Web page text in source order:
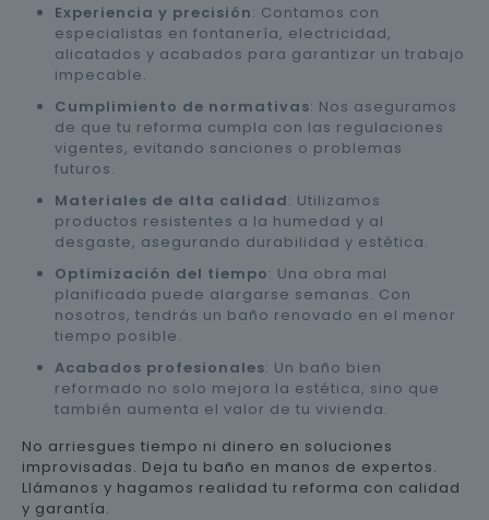
Experiencia y precisión: Contamos con
especialistas en fontanería, electricidad,
alicatados y acabados para garantizar un trabajo
impecable.
Cumplimiento de normativas: Nos aseguramos
de que tu reforma cumpla con las regulaciones
vigentes, evitando sanciones o problemas
futuros.
Materiales de alta calidad: Utilizamos
productos resistentes a la humedad y al
desgaste, asegurando durabilidad y estética.
Optimización del tiempo: Una obra mal
planificada puede alargarse semanas. Con
nosotros, tendrás un baño renovado en el menor
tiempo posible.
Acabados profesionales: Un baño bien
reformado no solo mejora la estética, sino que
también aumenta el valor de tu vivienda.
No arriesgues tiempo ni dinero en soluciones
improvisadas. Deja tu baño en manos de expertos.
Llámanos y hagamos realidad tu reforma con calidad
y garantía.